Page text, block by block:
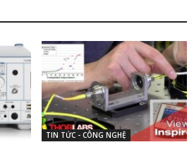
TIN TỨC - CÔNG NGHỆ